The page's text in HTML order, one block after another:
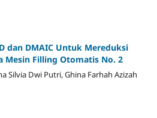
dan DMAIC Untuk Mereduksi
Mesin Filling Otomatis No. 2
Silvia Dwi Putri, Ghina Farhah Azizah